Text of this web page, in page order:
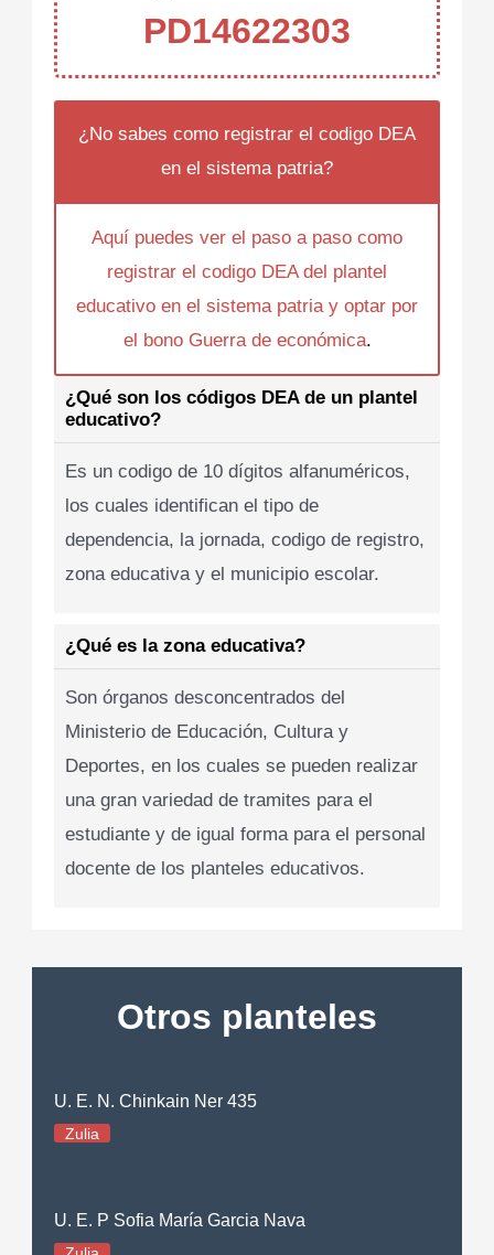
PD14622303
¿No sabes como registrar el codigo DEA
en el sistema patria?
Aquí puedes ver el paso a paso como
registrar el codigo DEA del plantel
educativo en el sistema patria y optar por
el bono Guerra de económica.
¿Qué son los códigos DEA de un plantel
educativo?
Es un codigo de 10 dígitos alfanuméricos,
los cuales identifican el tipo de
dependencia, la jornada, codigo de registro,
zona educativa y el municipio escolar.
¿Qué es la zona educativa?
Son órganos desconcentrados del
Ministerio de Educación, Cultura y
Deportes, en los cuales se pueden realizar
una gran variedad de tramites para el
estudiante y de igual forma para el personal
docente de los planteles educativos.
Otros planteles
U. E. N. Chinkain Ner 435
Zulia
U. E. P Sofia María Garcia Nava